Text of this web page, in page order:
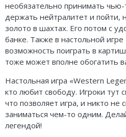
необязательно принимать
держать нейтралитет и пойти,
золото в шахтах. Его потом с
банке. Также в настольной
возможность поиграть в
тоже может вполне обогатить
Настольная игра «Western
кто любит свободу. Игроки тут
что позволяет игра, и никто не
заниматься чем-то одним.
легендой!